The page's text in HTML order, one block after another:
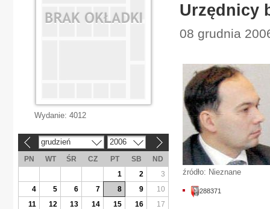
Urzędnicy
08 grudnia
źródło: Nieznane
288371
Wydanie: 4012
grudzień 2006
PN WT ŚR CZ PT SB
ND
1
2
3
4
5 6 7 8 9
10
11
12 13 14 15 16
17